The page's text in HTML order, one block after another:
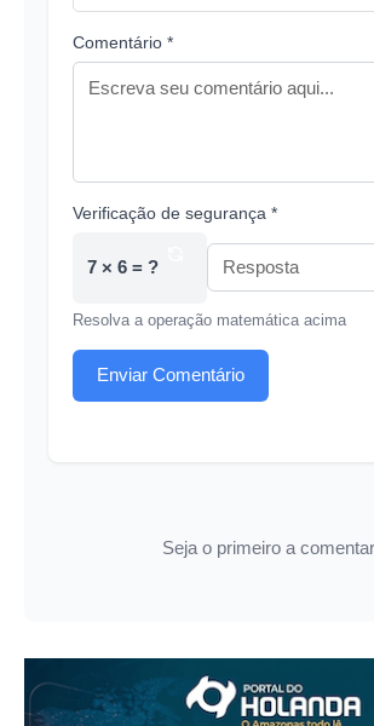
Comentário *
Verificação de segurança *
7 × 6 = ?
Resolva a operação matemática acima
Enviar Comentário
Seja o primeiro a